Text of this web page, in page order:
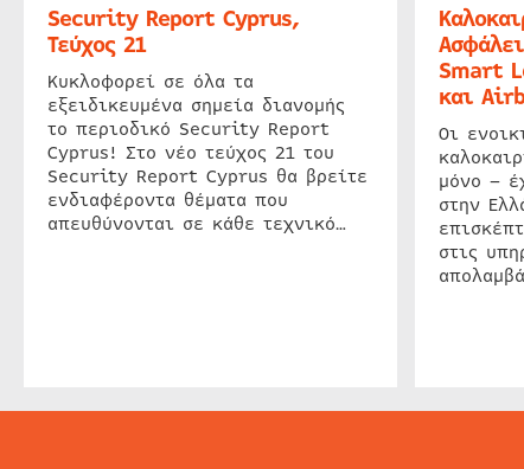
Security Report Cyprus,
Τεύχος 21
Κυκλοφορεί σε όλα τα
εξειδικευμένα σημεία διανομής
το περιοδικό Security Report
Cyprus! Στο νέο τεύχος 21 του
Security Report Cyprus θα βρείτε
ενδιαφέροντα θέματα που
απευθύνονται σε κάθε τεχνικό…
Smart
και
Οι
μόνο –
στην
στις